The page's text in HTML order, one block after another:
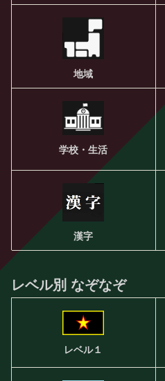
地域
学校・生活
漢字
レベル別 なぞなぞ
レベル１